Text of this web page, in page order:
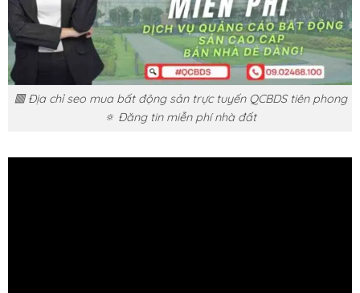
🟥 Địa chỉ seo mua bất động sản trực tuyến QCBDS tiên phong
🔅 Đăng tin miễn phí nhà đất